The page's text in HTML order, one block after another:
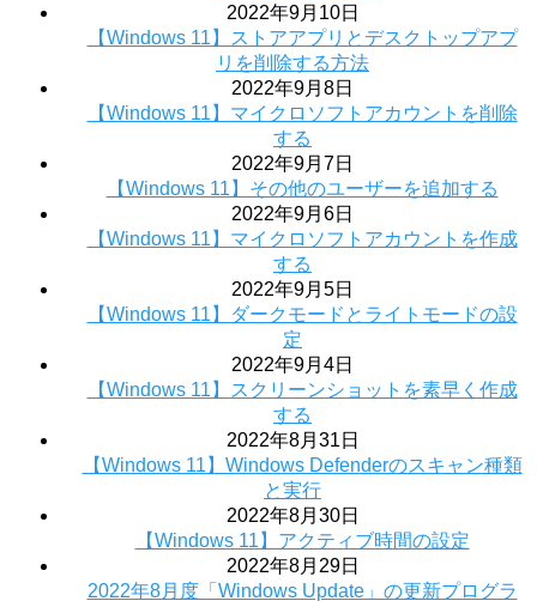
2022年9月10日
【Windows 11】ストアアプリとデスクトップアプ
リを削除する方法
2022年9月8日
【Windows 11】マイクロソフトアカウントを削除
する
2022年9月7日
【Windows 11】その他のユーザーを追加する
2022年9月6日
【Windows 11】マイクロソフトアカウントを作成
する
2022年9月5日
【Windows 11】ダークモードとライトモードの設
定
2022年9月4日
【Windows 11】スクリーンショットを素早く作成
する
2022年8月31日
【Windows 11】Windows Defenderのスキャン種類
と実行
2022年8月30日
【Windows 11】アクティブ時間の設定
2022年8月29日
2022年8月度「Windows Update」の更新プログラ